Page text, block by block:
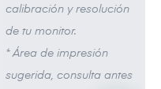
calibración y resolución
de tu monitor.
* Área de impresión
sugerida, consulta antes